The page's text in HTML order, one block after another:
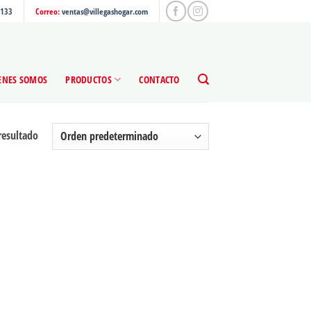
Correo:ventas@villegashogar.com
SOMOS PRODUCTOS CONTACTO